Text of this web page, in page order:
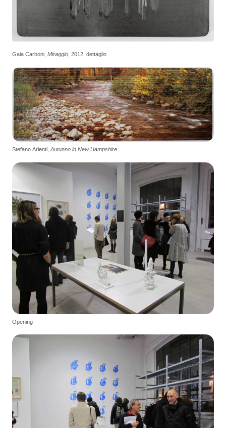
Gaia Carboni, Miraggio , 2012, dettaglio
Stefano Arienti, Autunno in New Hampshire
Opening